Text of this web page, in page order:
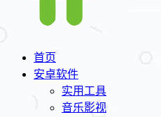
首页
安卓软件
实用工具
音乐影视